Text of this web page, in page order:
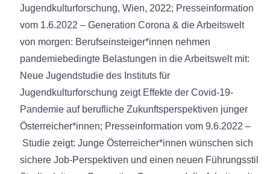
Jugendkulturforschung, Wien, 2022; Presseinformation
vom 1.6.2022 – Generation Corona & die Arbeitswelt
von morgen: Berufseinsteiger*innen nehmen
pandemiebedingte Belastungen in die Arbeitswelt mit:
Neue Jugendstudie des Instituts für
Jugendkulturforschung zeigt Effekte der Covid-19-
Pandemie auf berufliche Zukunftsperspektiven junger
Österreicher*innen; Presseinformation vom 9.6.2022 –
Studie zeigt: Junge Österreicher*innen wünschen sich
sichere Job-Perspektiven und einen neuen Führungsstil